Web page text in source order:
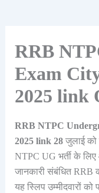
RRB
Exam
2025 link
RRB NTPC
2025 link 28जुलाई को
NTPC UG भर्ती के
जानकारी संबंधित
यह स्लिप उम्मीदवारों को